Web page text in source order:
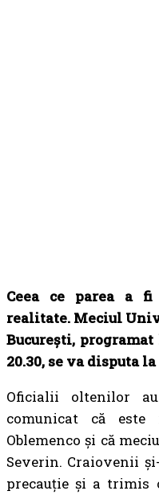
Ceea ce parea a
realitate. Meciul
București,
20.30, se va disputa
Oficialii oltenilor
comunicat că
Oblemenco și că
Severin. Craiovenii
precauție și a trimis